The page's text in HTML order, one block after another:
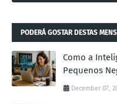
PODERÁ GOSTAR DESTAS
Como a
Pequenos
December 07,